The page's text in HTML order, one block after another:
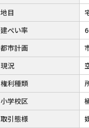
地目
建ぺい率
都市計画
現況
権利種類
小学校区
取引態様